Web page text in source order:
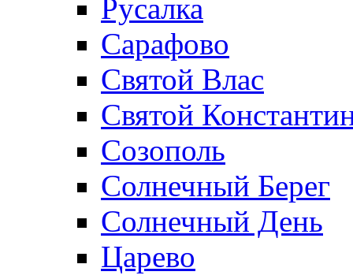
Русалка
Сарафово
Святой Влас
Святой
Созополь
Солнечный Берег
Солнечный День
Царево